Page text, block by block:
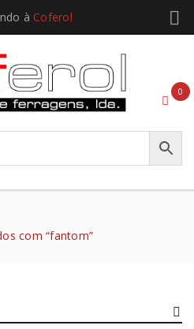
à Coferol
0
com “fantom”